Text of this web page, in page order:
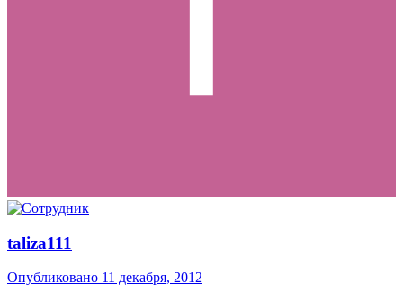
taliza111
Опубликовано 11 декабря, 2012